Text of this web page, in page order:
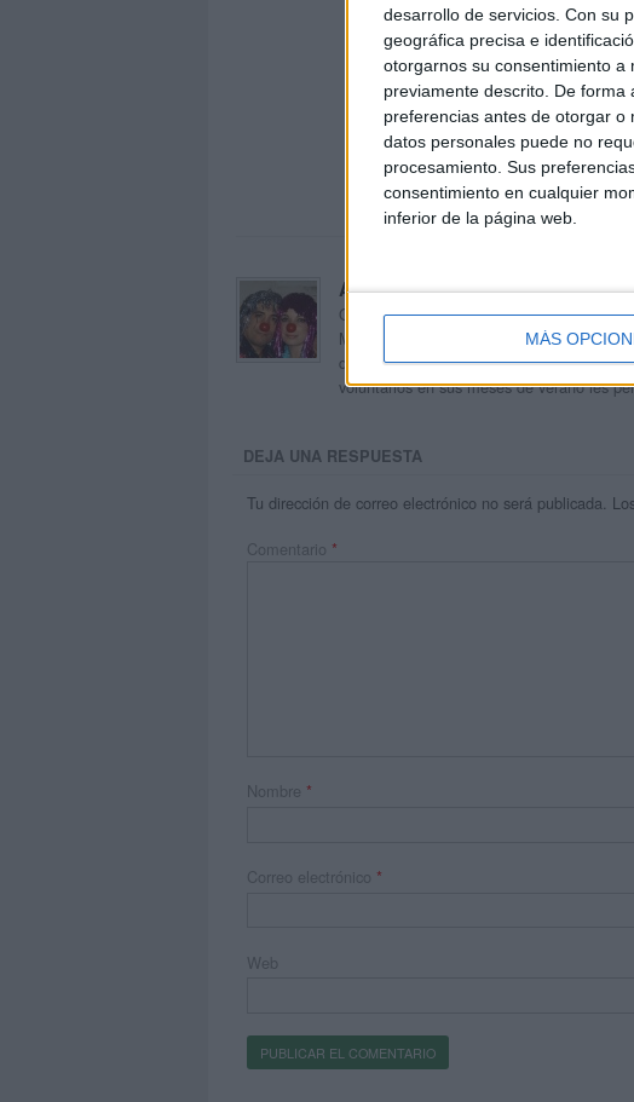
desarrollo de servicios. Con su
geográfica precisa e
otorgarnos su consentimiento a
previamente descrito. De
preferencias antes de otorgar o
datos personales puede no
procesamiento. Sus
consentimiento en cualquier
inferior de la página web.
MÁS
Acerca de orientacionandujar
Orientación Andújar no es solo un blog,
Maribel, que además de ser pareja, son
dentro del blog y en el cual, vuelcan la
voluntarios en sus meses de verano les
DEJA UNA RESPUESTA
Tu dirección de correo electrónico no será publicada.
Comentario *
Nombre *
Correo electrónico *
Web